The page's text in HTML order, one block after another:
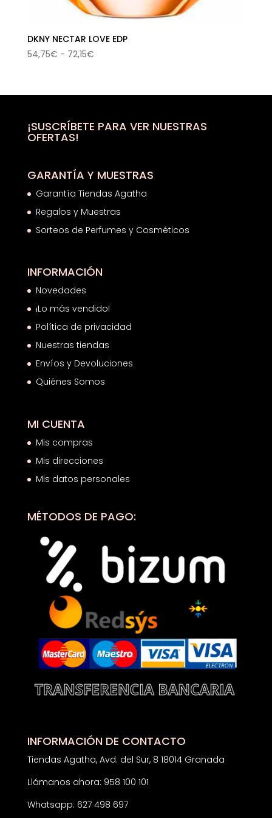
DKNY NECTAR LOVE EDP
54,75€ - 72,15€Rango
desde
hasta
¡SUSCRÍBETE PARA VER NUESTRAS
OFERTAS!
GARANTÍA Y MUESTRAS
Garantía Tiendas Agatha
Regalos y Muestras
Sorteos de Perfumes y Cosméticos
INFORMACIÓN
Novedades
¡Lo más vendido!
Política de privacidad
Nuestras tiendas
Envíos y Devoluciones
Quiénes Somos
MI CUENTA
Mis compras
Mis direcciones
Mis datos personales
MÉTODOS DE PAGO:
INFORMACIÓN DE CONTACTO
Tiendas Agatha, Avd. del Sur, 8 18014 Granada
Llámanos ahora: 958 100 101
Whatsapp: 627 498 697